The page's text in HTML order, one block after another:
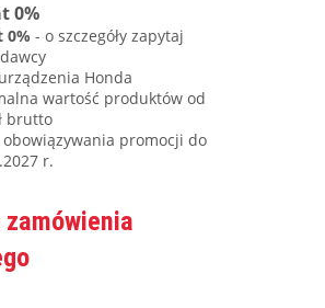
0%
0% - o szczegóły zapytaj
Honda
wartość produktów od
brutto
obowiązywania promocji do
r.
zamówienia